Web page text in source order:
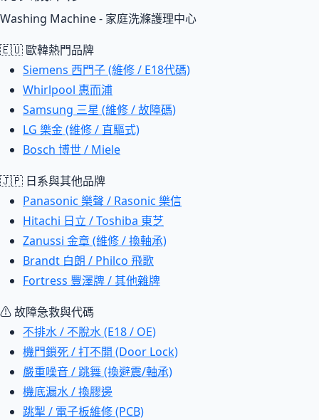
Washing Machine - 家庭洗滌護理中心
🇪🇺 歐韓熱門品牌
Siemens 西門子 (維修 / E18代碼)
Whirlpool 惠而浦
Samsung 三星 (維修 / 故障碼)
LG 樂金 (維修 / 直驅式)
Bosch 博世 / Miele
🇯🇵 日系與其他品牌
Panasonic 樂聲 / Rasonic 樂信
Hitachi 日立 / Toshiba 東芝
Zanussi 金章 (維修 / 換軸承)
Brandt 白朗 / Philco 飛歌
Fortress 豐澤牌 / 其他雜牌
⚠ 故障急救與代碼
不排水 / 不脫水 (E18 / OE)
機門鎖死 / 打不開 (Door Lock)
嚴重噪音 / 跳舞 (換避震/軸承)
機底漏水 / 換膠邊
跳掣 / 電子板維修 (PCB)